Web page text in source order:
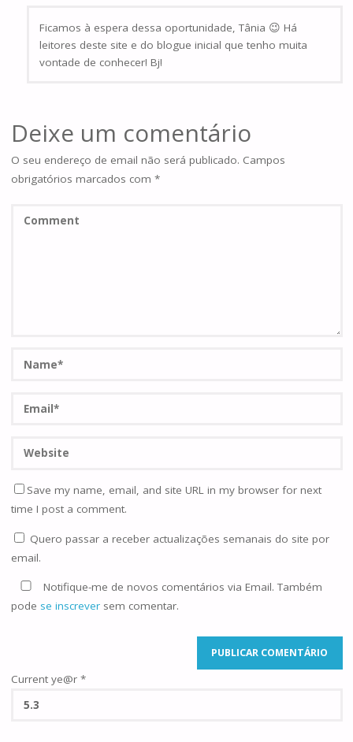
Ficamos à espera dessa oportunidade, Tânia 😉 Há
leitores deste site e do blogue inicial que tenho muita
vontade de conhecer! Bj!
Deixe um comentário
O seu endereço de email não será publicado. Campos
obrigatórios marcados com *
Save my name, email, and site URL in my browser for next
time I post a comment.
Quero passar a receber actualizações semanais do site por
email.
Notifique-me de novos comentários via Email. Também
pode se inscreversem comentar.
Current ye@r *